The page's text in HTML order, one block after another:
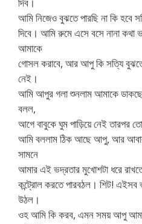
আমি নিজেও বুঝতে পারছি না কি
দিবে। আমি রুমে এসে বসে নানা কথা
আমাকে
গোসল করাবে, আর আপু কি সত্যি
নেই।
আমি আপুর গলা শুনলাম আমাকে
বলল,
আগে বাবুকে ঘুম পাড়িয়ে নেই তারপর
আমি বললাম ঠিক আছে আপু, আর
সামনে
আমার এই ভদ্রতার মুখোশটা ধরে
কন্ট্রোল করতে পারবঠল। শিট!
উঠল।
ওহ আমি কি করব, এমন সময় আপু